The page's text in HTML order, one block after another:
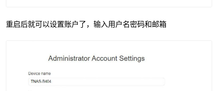
重启后就可以设置账户了，输入用户名密码和邮箱